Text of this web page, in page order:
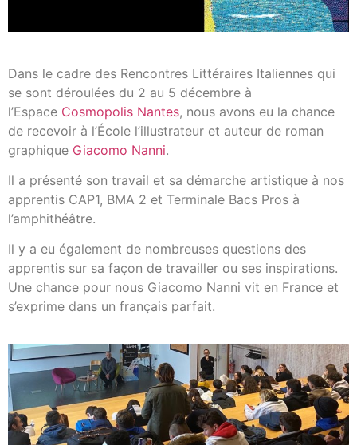
Dans le cadre des Rencontres Littéraires Italiennes qui
se sont déroulées du 2 au 5 décembre à
l’Espace Cosmopolis Nantes, nous avons eu la chance
de recevoir à l’École l’illustrateur et auteur de roman
graphique Giacomo Nanni.
Il a présenté son travail et sa démarche artistique à nos
apprentis CAP1, BMA 2 et Terminale Bacs Pros à
l’amphithéâtre.
Il y a eu également de nombreuses questions des
apprentis sur sa façon de travailler ou ses inspirations.
Une chance pour nous Giacomo Nanni vit en France et
s’exprime dans un français parfait.